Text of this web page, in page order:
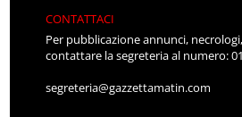
CONTATTACI
Per pubblicazione annunci,
contattare la segreteria al numero:
segreteria@gazzettamatin.com